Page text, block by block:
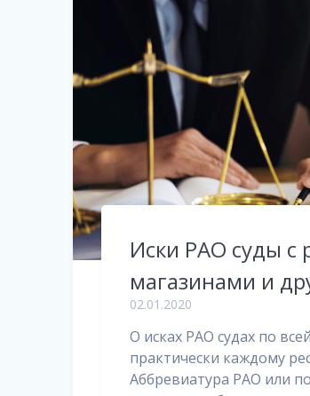
Иски РАО суды с
магазинами и
02.01.2020
О исках РАО судах по
практически каждому
Аббревиатура РАО или